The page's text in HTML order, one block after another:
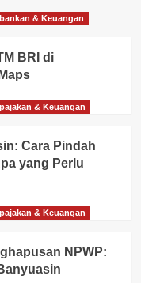
& Keuangan
BRI di
& Keuangan
Cara Pindah
yang Perlu
& Keuangan
NPWP: